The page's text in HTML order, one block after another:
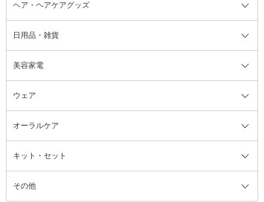
コットン・綿棒
洗顔グッズ
ブラシ・チップ
ツィザー・毛抜き
カミソリ
ファンデーション・パウダーケー
ス
ミラー・鏡
ボディケアグッズ全て
マッサージ・ボディケアグッズ
かかと・角質ケアグッズ
絆創膏
ヘア・ヘアケアグッズ
ヘア・ヘアケアグッズ全て
ヘアゴム
ヘアバンド
ヘッドマッサージブラシ
日用品・雑貨
日用品・雑貨全て
柔軟剤
ルームフレグランス・ディフュー
ザー
アロマキャンドル
消臭剤・芳香剤
美容家電
美容家電全て
ボディケア美容家電
その他美容家電
ウェア
ウェア全て
レッグウェア
オーラルケア
オーラルケア全て
歯ブラシ
キット・セット
キット・セット全て
その他